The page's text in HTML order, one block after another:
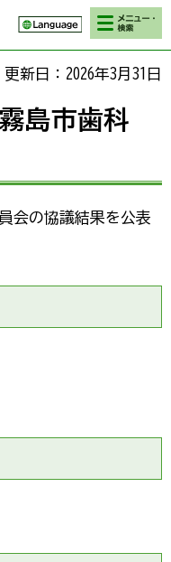
検索・メニ
ュー
更新日：2026年3月31日
島市歯科
会の協議結果を公表